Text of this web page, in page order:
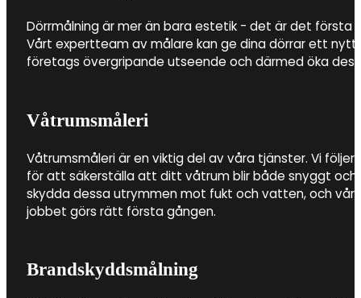
Dörrmålning är mer än bara estetik - det är det första
Vårt expertteam av målare kan ge dina dörrar ett
företags övergripande utseende och därmed öka
Våtrumsmåleri
Våtrumsmåleri är en viktig del av våra tjänster. Vi
för att säkerställa att ditt våtrum blir både snyggt
skydda dessa utrymmen mot fukt och vatten, och
jobbet görs rätt första gången.
Brandskyddsmålning